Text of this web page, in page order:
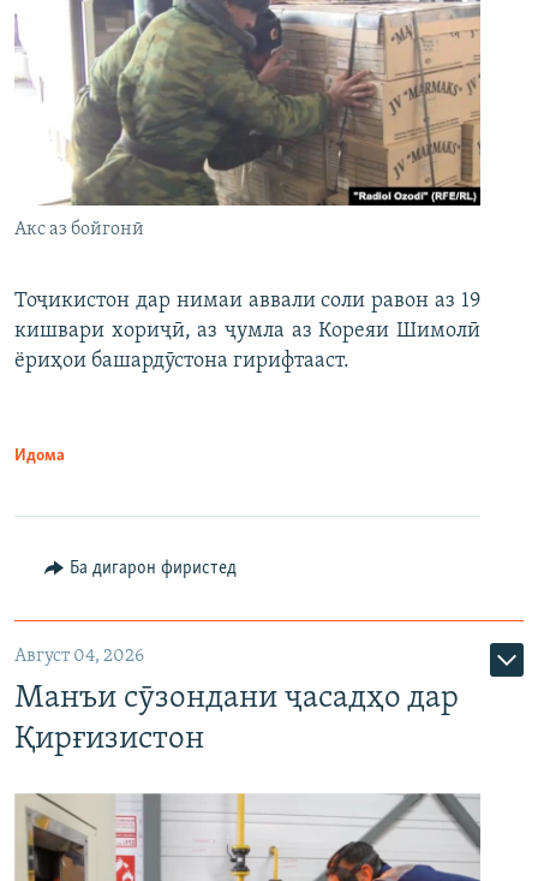
Акс аз бойгонӣ
Тоҷикистон дар нимаи аввали соли равон аз 19
кишвари хориҷӣ, аз ҷумла аз Кореяи Шимолӣ
ёриҳои башардӯстона гирифтааст.
Идома
Ба дигарон фиристед
Август 04, 2026
Манъи сӯзондани ҷасадҳо дар
Қирғизистон